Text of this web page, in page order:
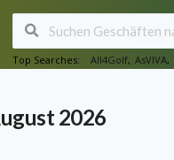
Top Searches: All4Golf, AsVIVA,
2026